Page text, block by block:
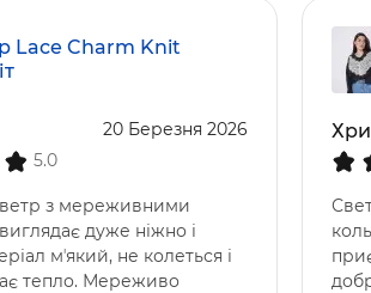
Lace Charm Knit
5.0
20 Березня 2026
з мереживними
дуже ніжно і
мʼякий, не колеться і
тепло. Мереживо